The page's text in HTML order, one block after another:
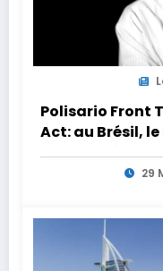
Polisario Front
Act: au Brésil,
dans la
29